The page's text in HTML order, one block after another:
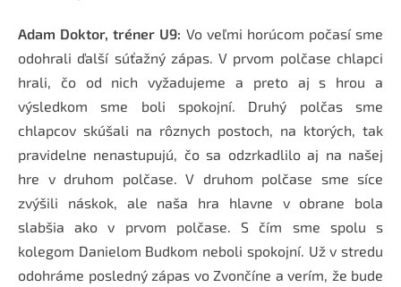
Adam Doktor, tréner U9: Vo veľmi horúcom počasí sme
odohrali ďalší súťažný zápas. V prvom polčase chlapci
hrali, čo od nich vyžadujeme a preto aj s hrou a
výsledkom sme boli spokojní. Druhý polčas sme
chlapcov skúšali na rôznych postoch, na ktorých, tak
pravidelne nenastupujú, čo sa odzrkadlilo aj na našej
hre v druhom polčase. V druhom polčase sme síce
zvýšili náskok, ale naša hra hlavne v obrane bola
slabšia ako v prvom polčase. S čím sme spolu s
kolegom Danielom Budkom neboli spokojní. Už v stredu
odohráme posledný zápas vo Zvončíne a verím, že bude